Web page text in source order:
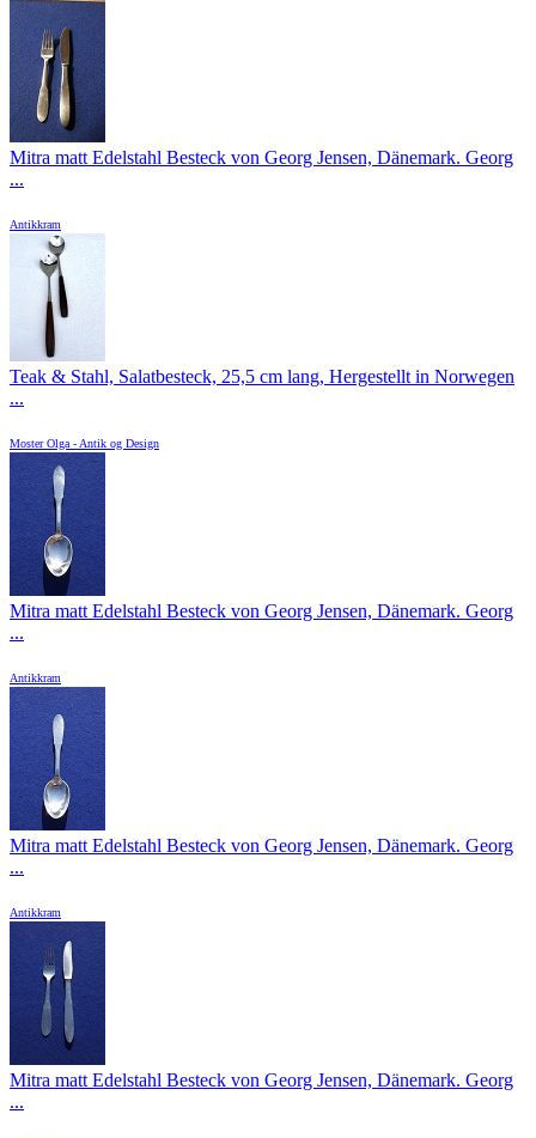
Mitra matt Edelstahl Besteck von Georg Jensen, Dänemark. Georg
...
Antikkram
Teak & Stahl, Salatbesteck, 25,5 cm lang, Hergestellt in Norwegen
...
Moster Olga - Antik og Design
Mitra matt Edelstahl Besteck von Georg Jensen, Dänemark. Georg
...
Antikkram
Mitra matt Edelstahl Besteck von Georg Jensen, Dänemark. Georg
...
Antikkram
Mitra matt Edelstahl Besteck von Georg Jensen, Dänemark. Georg
...